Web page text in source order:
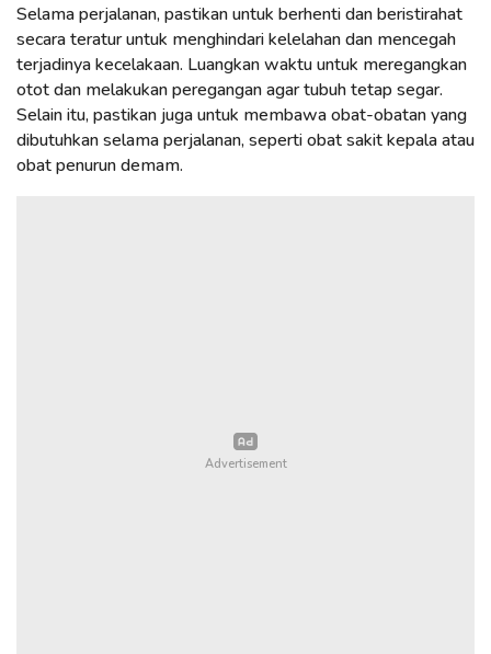
Selama perjalanan, pastikan untuk berhenti dan beristirahat
secara teratur untuk menghindari kelelahan dan mencegah
terjadinya kecelakaan. Luangkan waktu untuk meregangkan
otot dan melakukan peregangan agar tubuh tetap segar.
Selain itu, pastikan juga untuk membawa obat-obatan yang
dibutuhkan selama perjalanan, seperti obat sakit kepala atau
obat penurun demam.